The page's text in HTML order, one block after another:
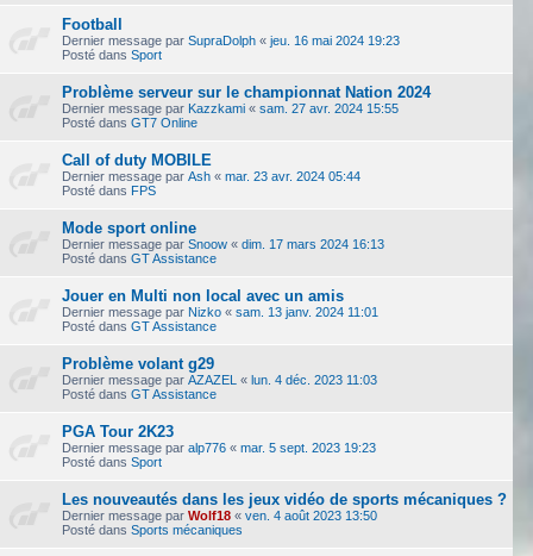
Football
Dernier message par SupraDolph « jeu. 16 mai 2024 19:23
Posté dans Sport
Problème serveur sur le championnat Nation 2024
Dernier message par Kazzkami « sam. 27 avr. 2024 15:55
Posté dans GT7 Online
Call of duty MOBILE
Dernier message par Ash « mar. 23 avr. 2024 05:44
Posté dans FPS
Mode sport online
Dernier message par Snoow « dim. 17 mars 2024 16:13
Posté dans GT Assistance
Jouer en Multi non local avec un amis
Dernier message par Nizko « sam. 13 janv. 2024 11:01
Posté dans GT Assistance
Problème volant g29
Dernier message par AZAZEL « lun. 4 déc. 2023 11:03
Posté dans GT Assistance
PGA Tour 2K23
Dernier message par alp776 « mar. 5 sept. 2023 19:23
Posté dans Sport
Les nouveautés dans les jeux vidéo de sports mécaniques ?
Dernier message par Wolf18 « ven. 4 août 2023 13:50
Posté dans Sports mécaniques